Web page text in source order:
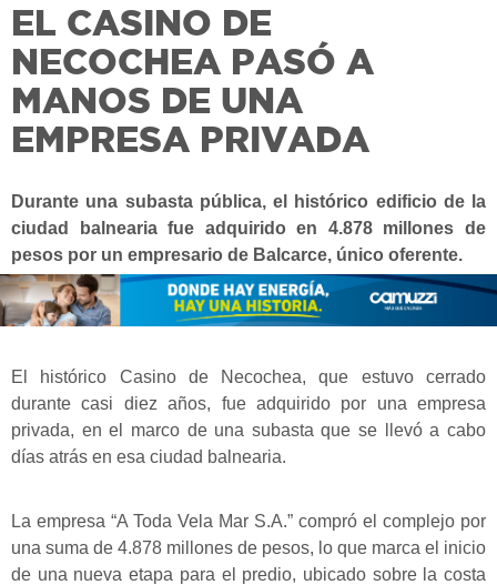
EL CASINO DE
NECOCHEA PASÓ A
MANOS DE UNA
EMPRESA PRIVADA
Durante una subasta pública, el histórico edificio de la
ciudad balnearia fue adquirido en 4.878 millones de
pesos por un empresario de Balcarce, único oferente.
El histórico Casino de Necochea, que estuvo cerrado
durante casi diez años, fue adquirido por una empresa
privada, en el marco de una subasta que se llevó a cabo
días atrás en esa ciudad balnearia.
La empresa “A Toda Vela Mar S.A.” compró el complejo por
una suma de 4.878 millones de pesos, lo que marca el inicio
de una nueva etapa para el predio, ubicado sobre la costa